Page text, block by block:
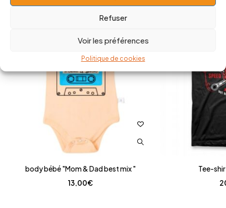
Refuser
Voir les préférences
Politique de cookies
body bébé "Mom & Dad best mix "
13,00€
Tee-